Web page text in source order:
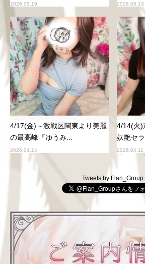
2026.05.19 2026.05.13
4/17(金)～激戦区関東より美麗
の最高峰『ゆうみ...
2026.04.14
4/14(火)
妖艶セ
2026.04.11
Tweets by Flan_Group